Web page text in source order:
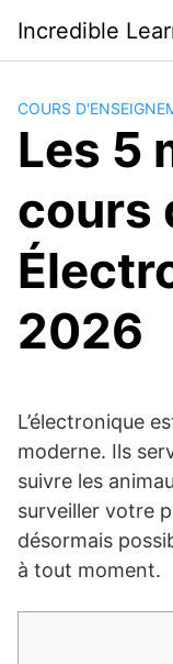
contenido
Incredible
COURS
Les 5
cours
2026
L’électronique
moderne. Ils
suivre les
surveiller votre
désormais
à tout moment.